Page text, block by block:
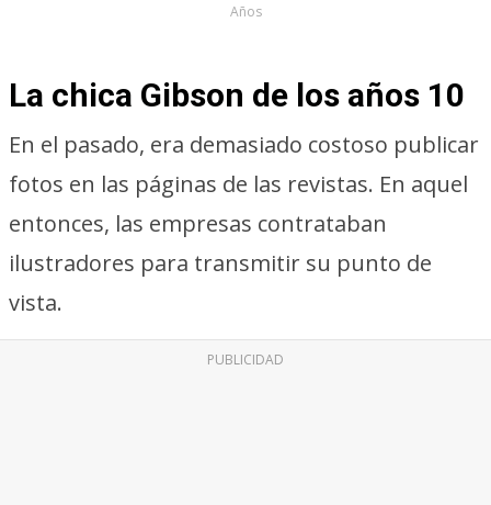
Años
La chica Gibson de los años 10
En el pasado, era demasiado costoso publicar
fotos en las páginas de las revistas. En aquel
entonces, las empresas contrataban
ilustradores para transmitir su punto de
vista.
PUBLICIDAD